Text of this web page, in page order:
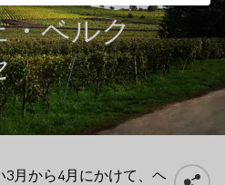
・ベルク
月から4月にかけて、ヘ